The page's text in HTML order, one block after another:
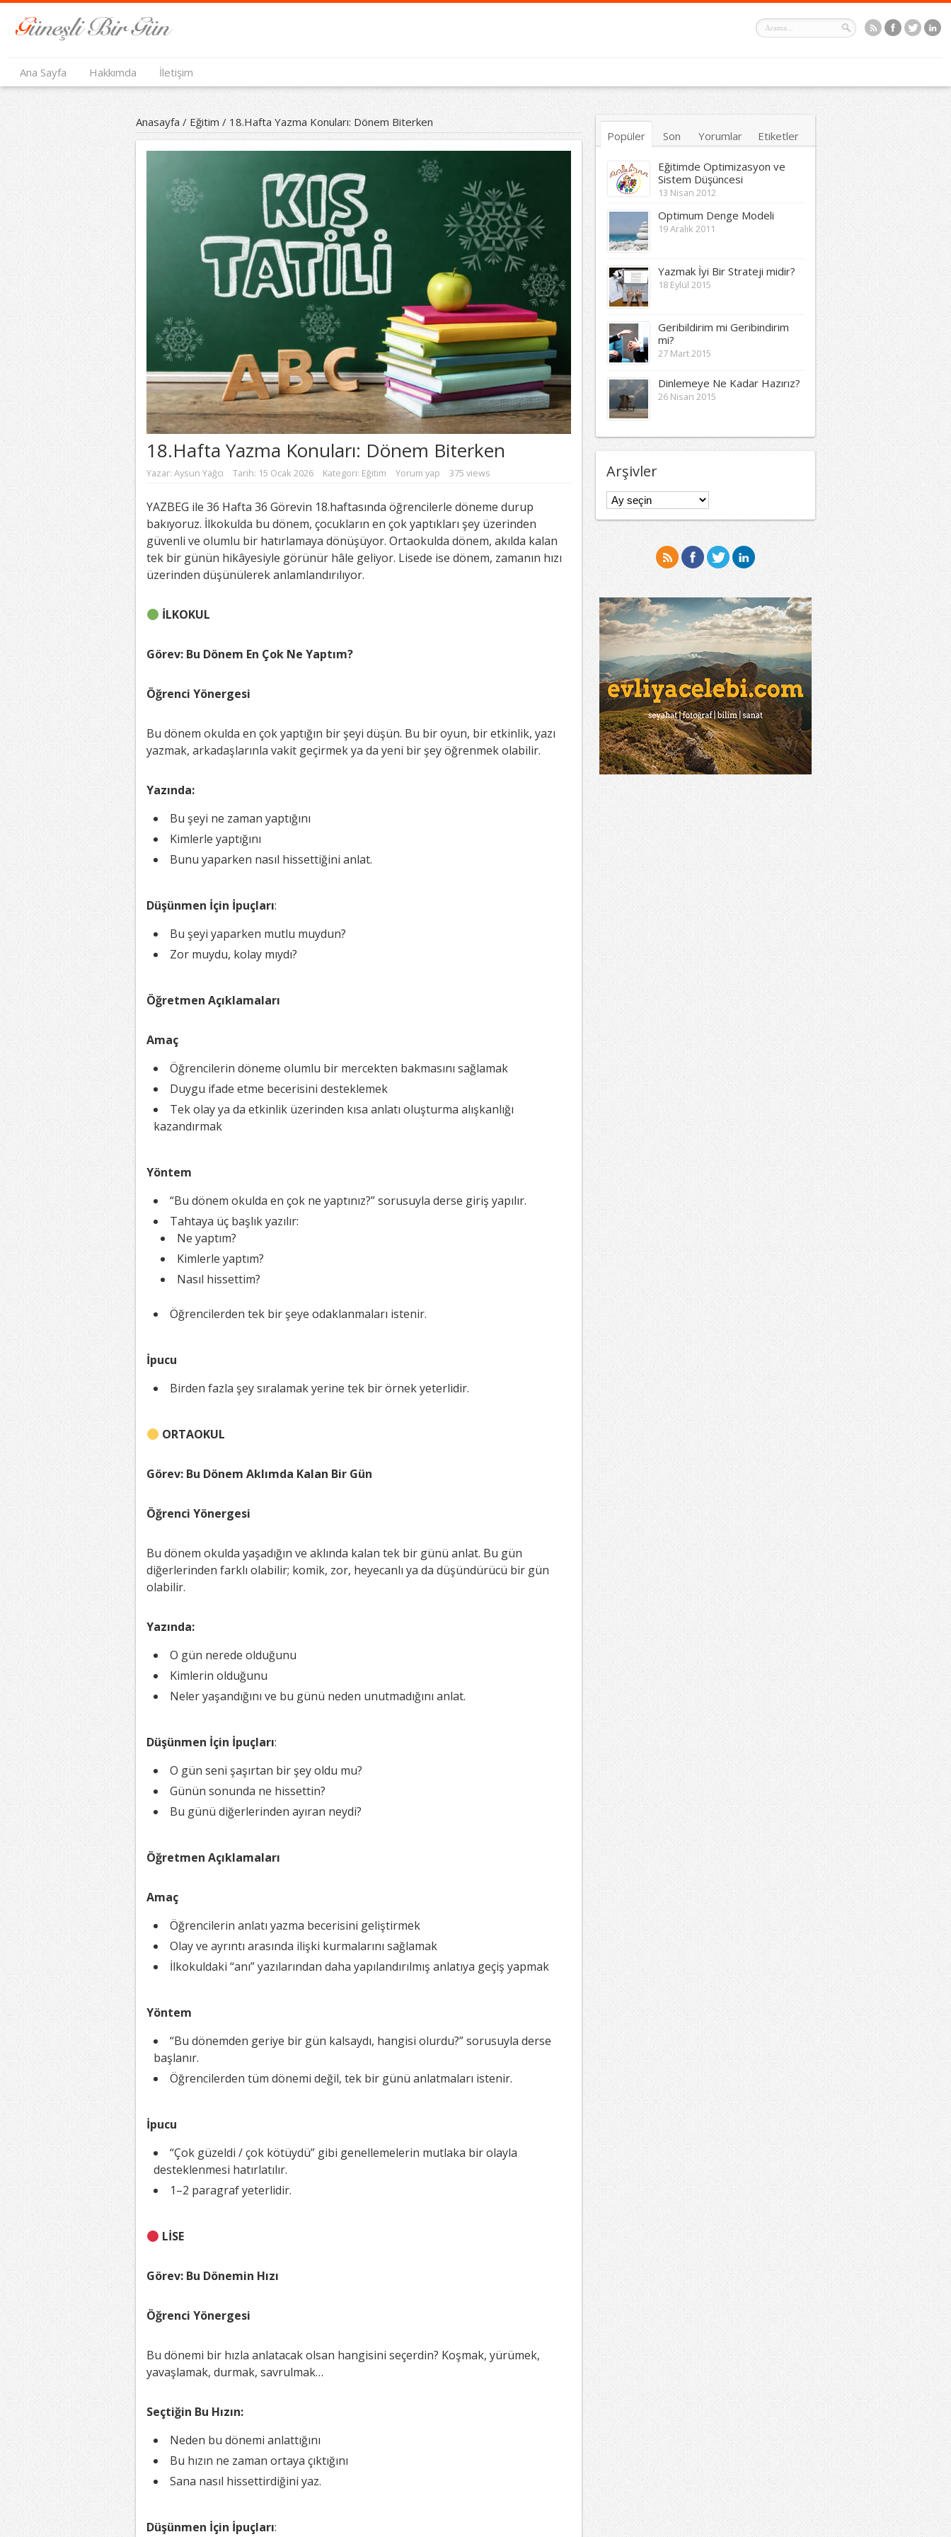
Ana Sayfa Hakkımda İletişim
Anasayfa /Eğitim / 18.Hafta Yazma Konuları: Dönem Biterken
18.Hafta Yazma Konuları: Dönem Biterken
Yazar: Aysun Yağcı Tarih: 15 Ocak 2026 Kategori: Eğitim Yorum yap 375 views
YAZBEG ile 36 Hafta 36 Görevin 18.haftasında öğrencilerle döneme durup
bakıyoruz. İlkokulda bu dönem, çocukların en çok yaptıkları şey üzerinden
güvenli ve olumlu bir hatırlamaya dönüşüyor. Ortaokulda dönem, akılda kalan
tek bir günün hikâyesiyle görünür hâle geliyor. Lisede ise dönem, zamanın hızı
üzerinden düşünülerek anlamlandırılıyor.
İLKOKUL
Görev: Bu Dönem En Çok Ne Yaptım?
Öğrenci Yönergesi
Bu dönem okulda en çok yaptığın bir şeyi düşün. Bu bir oyun, bir etkinlik, yazı
yazmak, arkadaşlarınla vakit geçirmek ya da yeni bir şey öğrenmek olabilir.
Yazında:
Bu şeyi ne zaman yaptığını
Kimlerle yaptığını
Bunu yaparken nasıl hissettiğini anlat.
Düşünmen İçin İpuçları:
Bu şeyi yaparken mutlu muydun?
Zor muydu, kolay mıydı?
Öğretmen Açıklamaları
Amaç
Öğrencilerin döneme olumlu bir mercekten bakmasını sağlamak
Duygu ifade etme becerisini desteklemek
Tek olay ya da etkinlik üzerinden kısa anlatı oluşturma alışkanlığı
kazandırmak
Yöntem
“Bu dönem okulda en çok ne yaptınız?” sorusuyla derse giriş yapılır.
Tahtaya üç başlık yazılır:
Ne yaptım?
Kimlerle yaptım?
Nasıl hissettim?
Öğrencilerden tek bir şeye odaklanmaları istenir.
İpucu
Birden fazla şey sıralamak yerine tek bir örnek yeterlidir.
ORTAOKUL
Görev: Bu Dönem Aklımda Kalan Bir Gün
Öğrenci Yönergesi
Bu dönem okulda yaşadığın ve aklında kalan tek bir günü anlat. Bu gün
diğerlerinden farklı olabilir; komik, zor, heyecanlı ya da düşündürücü bir gün
olabilir.
Yazında:
O gün nerede olduğunu
Kimlerin olduğunu
Neler yaşandığını ve bu günü neden unutmadığını anlat.
Düşünmen İçin İpuçları:
O gün seni şaşırtan bir şey oldu mu?
Günün sonunda ne hissettin?
Bu günü diğerlerinden ayıran neydi?
Öğretmen Açıklamaları
Amaç
Öğrencilerin anlatı yazma becerisini geliştirmek
Olay ve ayrıntı arasında ilişki kurmalarını sağlamak
İlkokuldaki “anı” yazılarından daha yapılandırılmış anlatıya geçiş yapmak
Yöntem
“Bu dönemden geriye bir gün kalsaydı, hangisi olurdu?” sorusuyla derse
başlanır.
Öğrencilerden tüm dönemi değil, tek bir günü anlatmaları istenir.
İpucu
“Çok güzeldi / çok kötüydü” gibi genellemelerin mutlaka bir olayla
desteklenmesi hatırlatılır.
1–2 paragraf yeterlidir.
LİSE
Görev: Bu Dönemin Hızı
Öğrenci Yönergesi
Bu dönemi bir hızla anlatacak olsan hangisini seçerdin? Koşmak, yürümek,
yavaşlamak, durmak, savrulmak…
Seçtiğin Bu Hızın:
Neden bu dönemi anlattığını
Bu hızın ne zaman ortaya çıktığını
Sana nasıl hissettirdiğini yaz.
Düşünmen İçin İpuçları:
Popüler Son Yorumlar Etiketler
Eğitimde Optimizasyon ve
Sistem Düşüncesi
13 Nisan 2012
Optimum Denge Modeli
19 Aralık 2011
Yazmak İyi Bir Strateji midir?
18 Eylül 2015
Geribildirim mi Geribindirim
mi?
27 Mart 2015
Dinlemeye Ne Kadar Hazırız?
26 Nisan 2015
Arşivler
Arşivler